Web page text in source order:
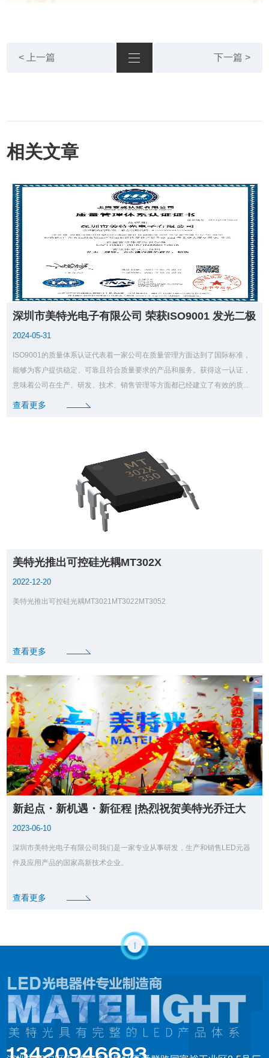
< 上一篇 下一篇 >
相关文章
深圳市美特光电子有限公司 荣获ISO9001 发光二极
管 光耦的研发与销售认证体系
2024-05-31
ISO9001的质量体系认证代表着一家公司在质量管理方面达到了国际标准，
能够为客户提供稳定、可靠且符合质量要求的产品和服务。获得这一认证，
意味着公司在生产、研发、技术、销售管理等方面都已经建立了有效的质...
查看更多
美特光推出可控硅光耦MT302X
2022-12-20
美特光推出可控硅光耦MT3021MT3022MT3052
查看更多
新起点・新机遇・新征程 |热烈祝贺美特光乔迁大
喜
2023-06-10
深圳市美特光电子有限公司我们是一家专业从事研发，生产和销售LED元器
件及应用产品的国家高新技术企业。
查看更多